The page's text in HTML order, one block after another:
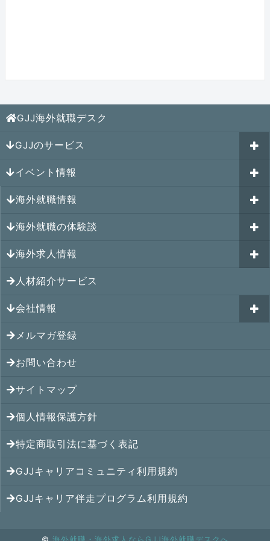
GJJ海外就職デスク
GJJのサービス
海外就職カウンセリング
はじめての海外就職セミナー
キャリアパスポートAI
GJJキャリア伴走プログラム
GJJキャリアコミュニティ
イベント情報
参加受付中のイベント
過去のイベント一覧
海外就職情報
アメリカの就職情報
カナダの就職情報
メキシコの就職情報
ヨーロッパの就職情報
オセアニアの就職情報
シンガポールの就職情報
マレーシアの就職情報
タイの就職情報
ベトナムの就職情報
インドネシアの就職情報
インドの就職情報
海外就職の体験談
海外就職その後の体験談
シンガポール就職の体験談
マレーシア就職の体験談
タイ就職の体験談
ベトナム就職の体験談
インドネシア就職の体験談
インド就職の体験談
フィリピン就職の体験談
ミャンマー就職の体験談
香港就職の体験談
海外求人情報
シンガポールの求人
マレーシアの求人
タイの求人
ベトナムの求人
インドネシアの求人
インドの求人
フィリピンの求人
カンボジアの求人
ミャンマーの求人
人材紹介サービス
会社情報
アクセス
メンバー紹介
提携先
コンサルタント
メルマガ登録
お問い合わせ
サイトマップ
個人情報保護方針
特定商取引法に基づく表記
GJJキャリアコミュニティ利用規約
GJJキャリア伴走プログラム利用規約